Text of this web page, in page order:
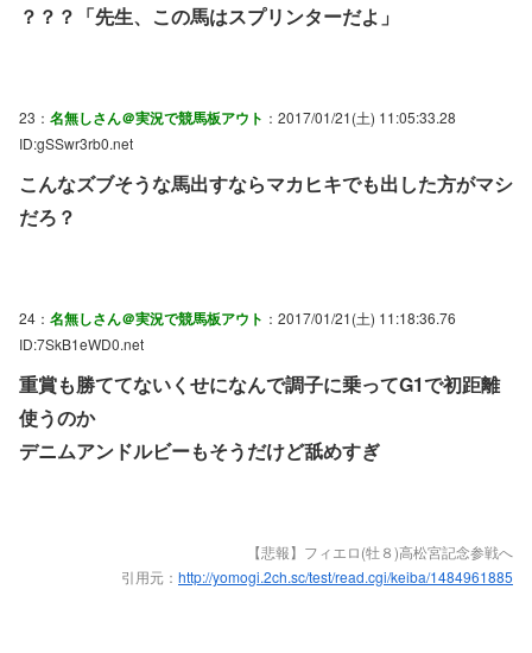
？？？「先生、この馬はスプリンターだよ」
23： 名無しさん＠実況で競馬板アウト ：2017/01/21(土) 11:05:33.28
ID:gSSwr3rb0.net
こんなズブそうな馬出すならマカヒキでも出した方がマシ
だろ？
24： 名無しさん＠実況で競馬板アウト ：2017/01/21(土) 11:18:36.76
ID:7SkB1eWD0.net
重賞も勝ててないくせになんで調子に乗ってG1で初距離
使うのか
デニムアンドルビーもそうだけど舐めすぎ
【悲報】フィエロ(牡８)高松宮記念参戦へ
引用元： http://yomogi.2ch.sc/test/read.cgi/keiba/1484961885